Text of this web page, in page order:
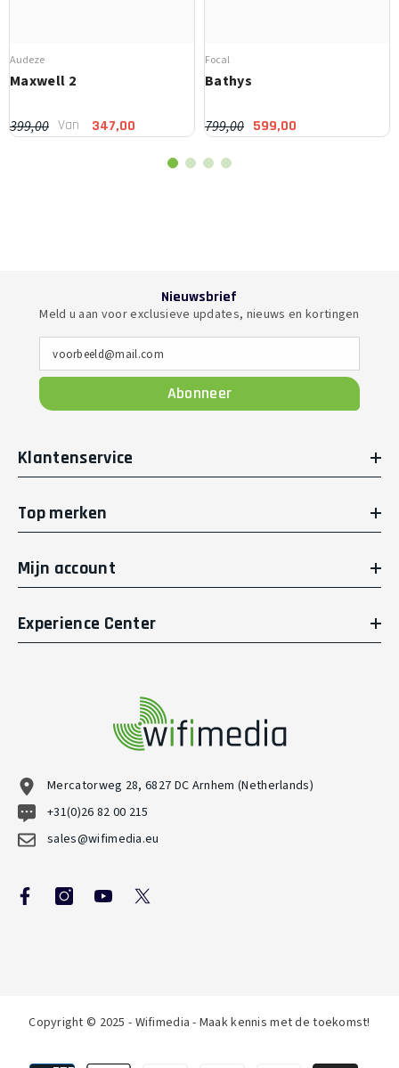
Audeze
Maxwell 2
399,00 Van 347,00
Focal
Bathys
799,00 599,00
Nieuwsbrief
Meld u aan voor exclusieve updates, nieuws en kortingen
voorbeeld@mail.com
Abonneer
Klantenservice
Top merken
Mijn account
Experience Center
Mercatorweg 28, 6827 DC Arnhem (Netherlands)
+31(0)26 82 00 215
sales@wifimedia.eu
Copyright © 2025 - Wifimedia - Maak kennis met de toekomst!